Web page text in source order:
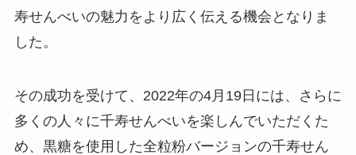
寿せんべいの魅力をより広く伝える機会となりま
した。
その成功を受けて、2022年の4月19日には、さらに
多くの人々に千寿せんべいを楽しんでいただくた
め、黒糖を使用した全粒粉バージョンの千寿せん